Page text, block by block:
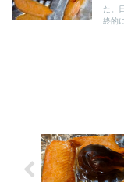
た。
終的